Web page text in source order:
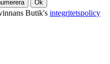
Butik's integritetspolicy